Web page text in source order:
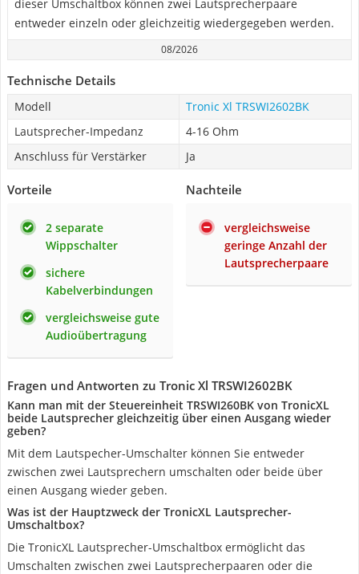
dieser Umschaltbox können zwei Lautsprecherpaare
entweder einzeln oder gleichzeitig wiedergegeben werden.
08/2026
Technische Details
Modell
Tronic Xl TRSWI2602BK
Lautsprecher-Impedanz
4-16 Ohm
Anschluss für Verstärker
Ja
Vorteile
2 separate
Wippschalter
sichere
Kabelverbindungen
vergleichsweise gute
Audioübertragung
Nachteile
vergleichsweise
geringe Anzahl der
Lautsprecherpaare
Fragen und Antworten zu Tronic Xl TRSWI2602BK
Kann man mit der Steuereinheit TRSWI260BK von TronicXL
beide Lautsprecher gleichzeitig über einen Ausgang wieder
geben?
Mit dem Lautspecher-Umschalter können Sie entweder
zwischen zwei Lautsprechern umschalten oder beide über
einen Ausgang wieder geben.
Was ist der Hauptzweck der TronicXL Lautsprecher-
Umschaltbox?
Die TronicXL Lautsprecher-Umschaltbox ermöglicht das
Umschalten zwischen zwei Lautsprecherpaaren oder die